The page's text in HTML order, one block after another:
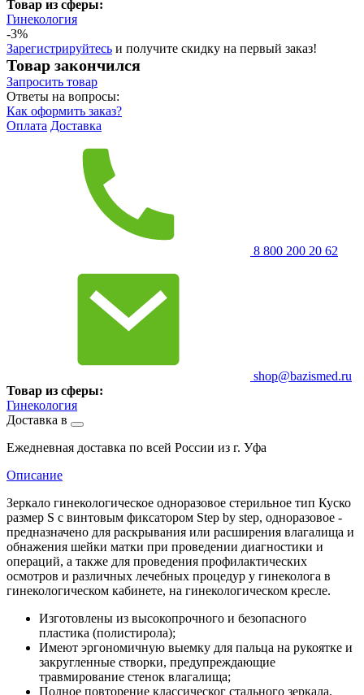
Товар из сферы:
Гинекология
-3%
Зарегистрируйтесь и получите скидку на первый заказ!
Товар закончился
Запросить товар
Ответы на вопросы:
Как оформить заказ?
Оплата Доставка
8 800 200 20 62
shop@bazismed.ru
Товар из сферы:
Гинекология
Доставка в
Ежедневная доставка по всей России из г. Уфа
Описание
Зеркало гинекологическое одноразовое стерильное тип Куско
размер S с винтовым фиксатором Step by step, одноразовое -
предназначено для раскрывания или расширения влагалища и
обнажения шейки матки при проведении диагностики и
операций, а также для проведения профилактических
осмотров и различных лечебных процедур у гинеколога в
гинекологическом кабинете, на гинекологическом кресле.
Изготовлены из высокопрочного и безопасного
пластика (полистирола);
Имеют эргономичную выемку для пальца на рукоятке и
закругленные створки, предупреждающие
травмирование стенок влагалища;
Полное повторение классическог стального зеркала.